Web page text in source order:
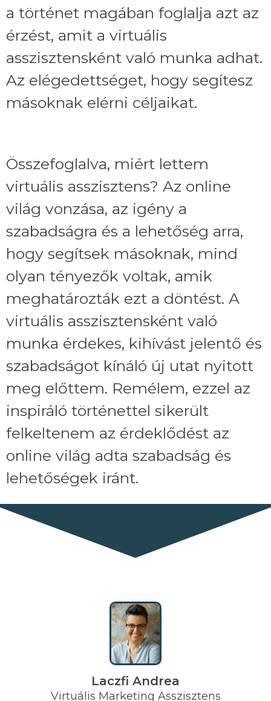
a történet magában foglalja azt az
érzést, amit a virtuális
asszisztensként való munka adhat.
Az elégedettséget, hogy segítesz
másoknak elérni céljaikat.
Összefoglalva, miért lettem
virtuális asszisztens? Az online
világ vonzása, az igény a
szabadságra és a lehetőség arra,
hogy segítsek másoknak, mind
olyan tényezők voltak, amik
meghatározták ezt a döntést. A
virtuális asszisztensként való
munka érdekes, kihívást jelentő és
szabadságot kínáló új utat nyitott
meg előttem. Remélem, ezzel az
inspiráló történettel sikerült
felkeltenem az érdeklődést az
online világ adta szabadság és
lehetőségek iránt.
Laczfi Andrea
Virtuális Marketing Asszisztens